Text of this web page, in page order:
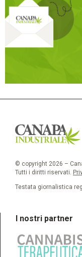
© copyright 2026 –
Tutti i diritti riservati.
Testata giornalistica
I nostri partner